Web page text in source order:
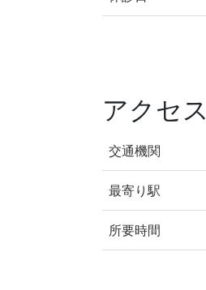
アクセス
交通機関
最寄り駅
所要時間